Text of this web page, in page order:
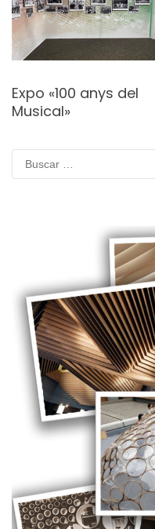
Otro trabajo de gran
formato bien
Buscar: